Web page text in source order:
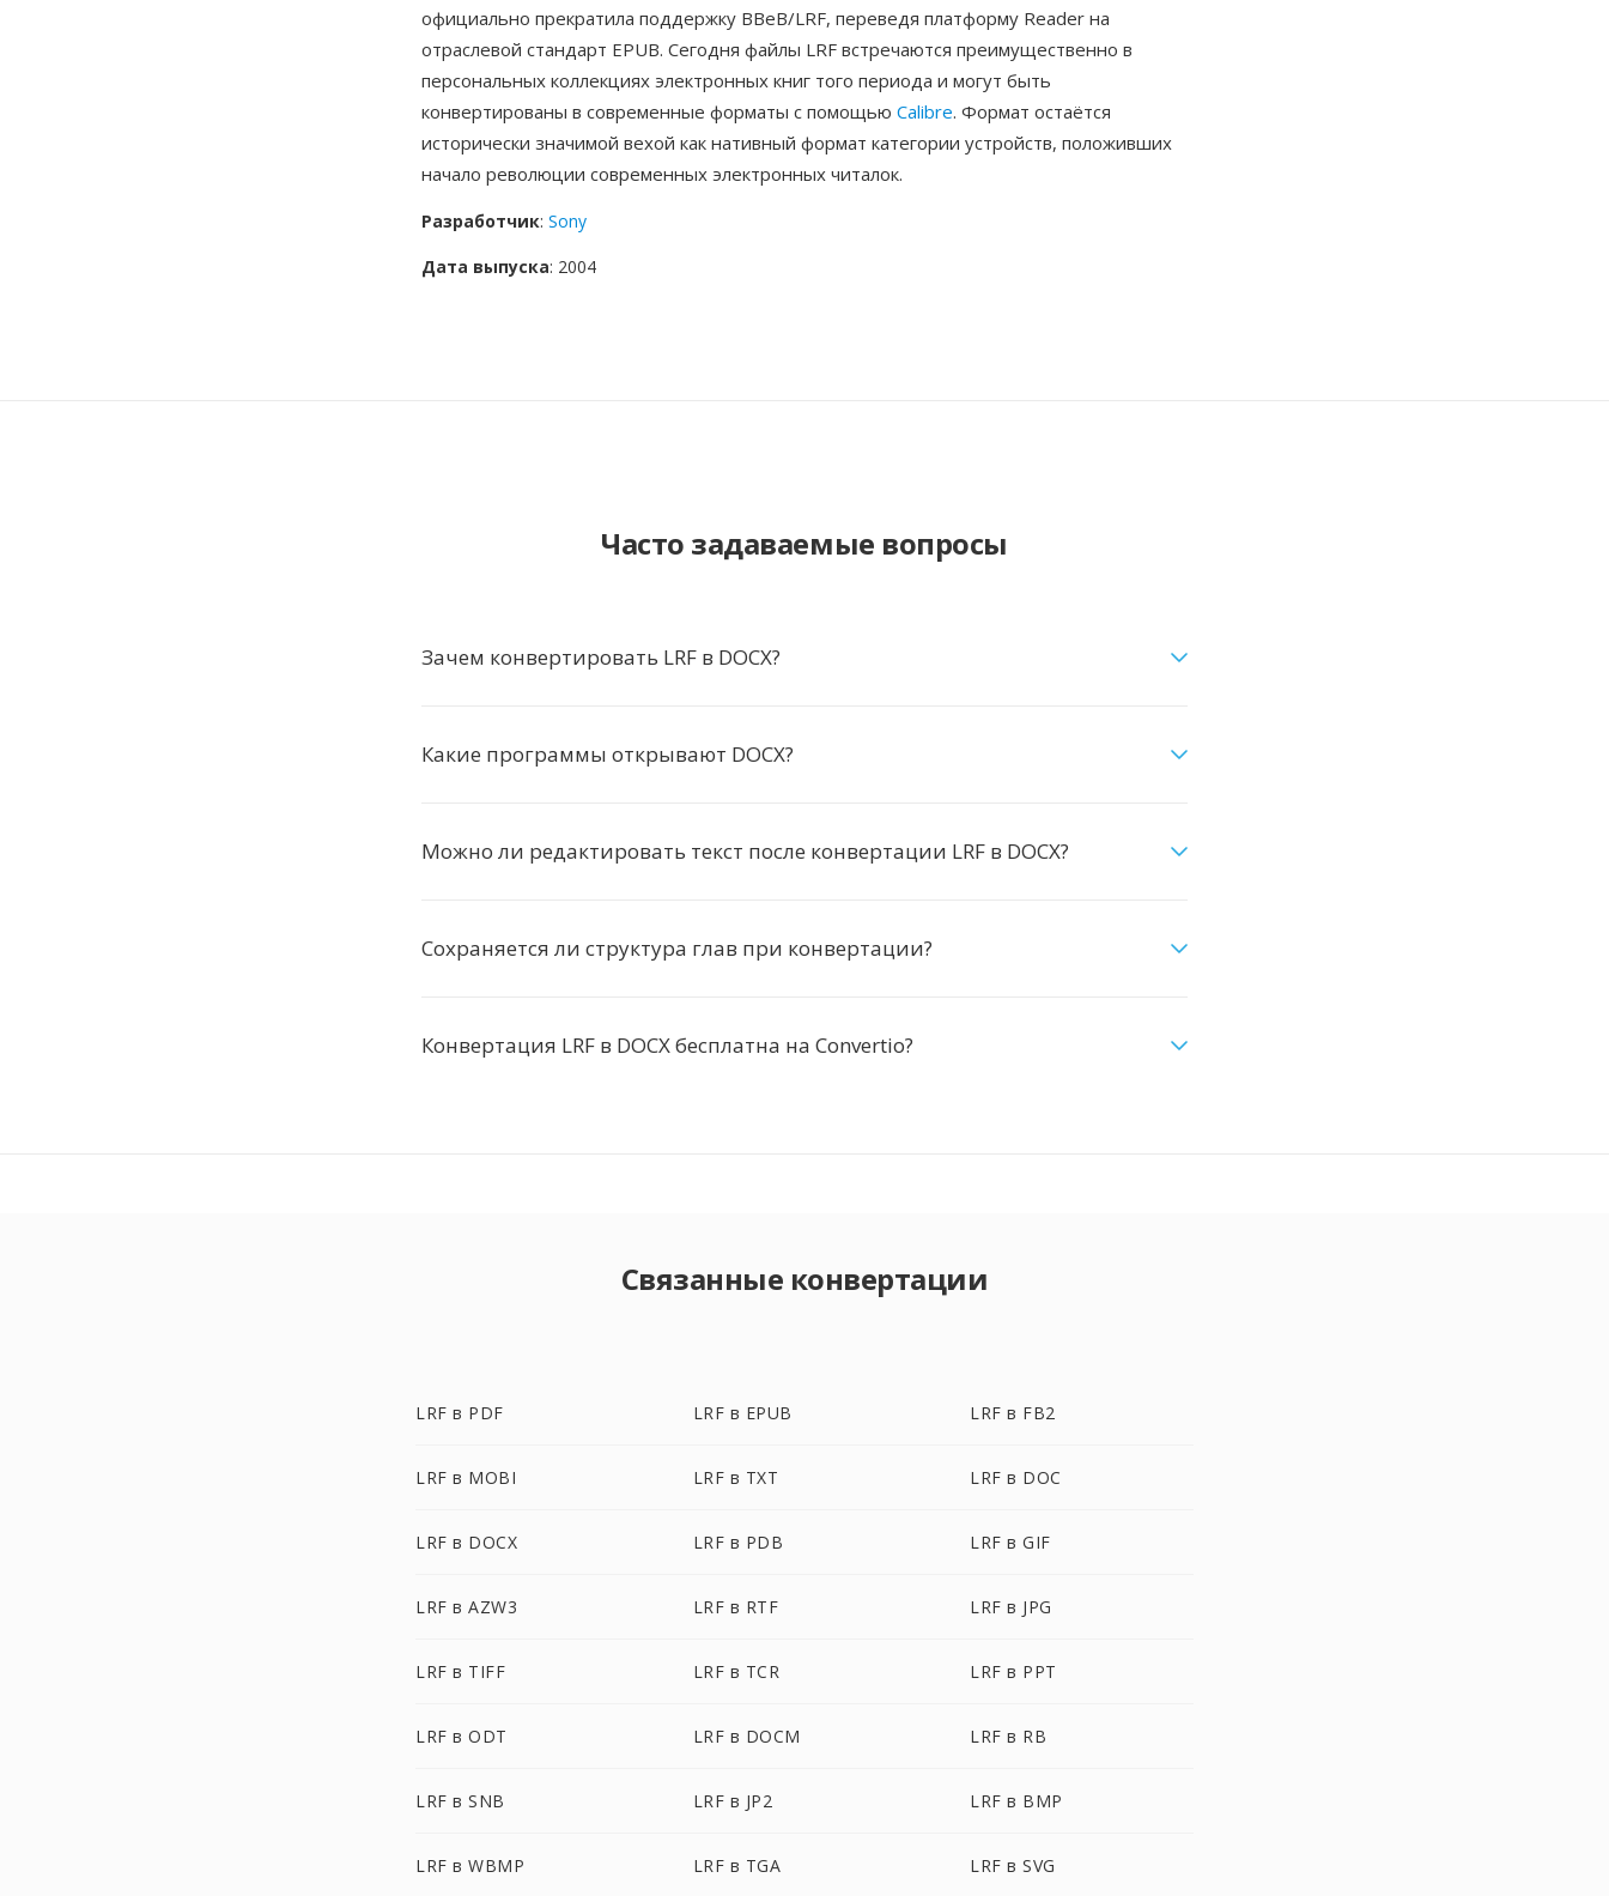
официально прекратила поддержку BBeB/LRF, переведя платформу Reader на
отраслевой стандарт EPUB. Сегодня файлы LRF встречаются преимущественно в
персональных коллекциях электронных книг того периода и могут быть
конвертированы в современные форматы с помощью Calibre. Формат остаётся
исторически значимой вехой как нативный формат категории устройств, положивших
начало революции современных электронных читалок.
Разработчик: Sony
Дата выпуска: 2004
Часто задаваемые вопросы
Зачем конвертировать LRF в DOCX?
Какие программы открывают DOCX?
Можно ли редактировать текст после конвертации LRF в DOCX?
Сохраняется ли структура глав при конвертации?
Конвертация LRF в DOCX бесплатна на Convertio?
Связанные конвертации
LRF в PDF LRF в EPUB LRF в FB2
LRF в MOBI LRF в TXT LRF в DOC
LRF в DOCX LRF в PDB LRF в GIF
LRF в AZW3 LRF в RTF LRF в JPG
LRF в TIFF LRF в TCR LRF в PPT
LRF в ODT LRF в DOCM LRF в RB
LRF в SNB LRF в JP2 LRF в BMP
LRF в WBMP LRF в TGA LRF в SVG